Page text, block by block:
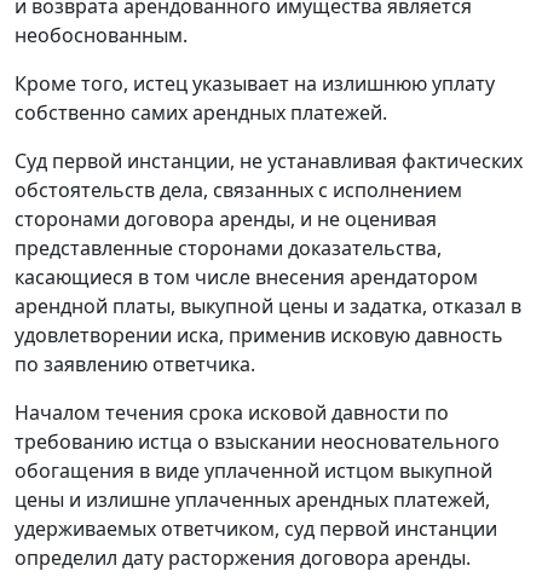
и возврата арендованного имущества является
необоснованным.
Кроме того, истец указывает на излишнюю уплату
собственно самих арендных платежей.
Суд первой инстанции, не устанавливая фактических
обстоятельств дела, связанных с исполнением
сторонами договора аренды, и не оценивая
представленные сторонами доказательства,
касающиеся в том числе внесения арендатором
арендной платы, выкупной цены и задатка, отказал в
удовлетворении иска, применив исковую давность
по заявлению ответчика.
Началом течения срока исковой давности по
требованию истца о взыскании неосновательного
обогащения в виде уплаченной истцом выкупной
цены и излишне уплаченных арендных платежей,
удерживаемых ответчиком, суд первой инстанции
определил дату расторжения договора аренды.